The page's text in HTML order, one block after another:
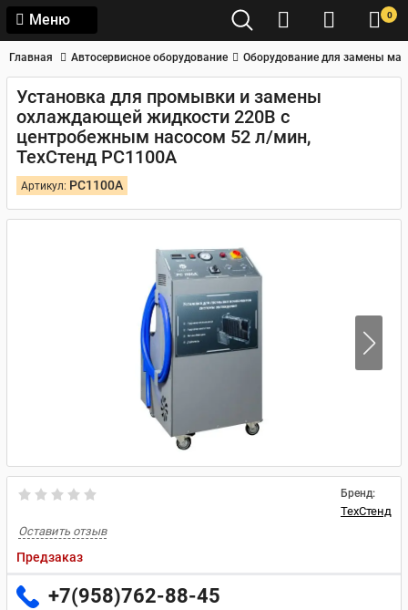
Меню 0
Главная Автосервисное оборудование Оборудование для замены
Установка для промывки и замены
охлаждающей жидкости 220В с
центробежным насосом 52 л/мин,
ТехСтенд РС1100А
Артикул: РС1100А
Бренд:
ТехСтенд
Оставить отзыв
Предзаказ
+7(958)762-88-45